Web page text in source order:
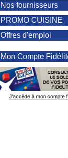
Nos fournisseurs
PROMO CUISINE
Offres d'emploi
Mon Compte
J'accède à mon compte